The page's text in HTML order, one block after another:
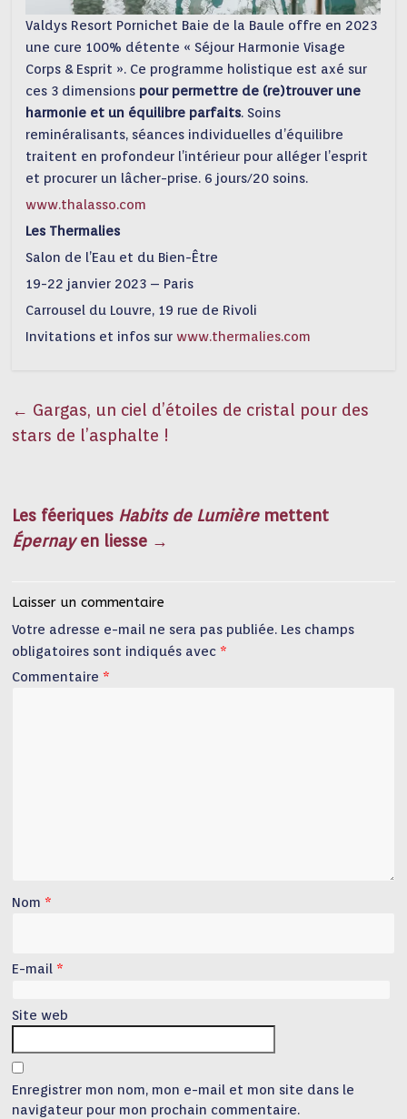
Valdys Resort Pornichet Baie de la Baule offre en 2023
une cure 100% détente « Séjour Harmonie Visage
Corps & Esprit ». Ce programme holistique est axé sur
ces 3 dimensions pour permettre de (re)trouver une
harmonie et un équilibre parfaits. Soins
reminéralisants, séances individuelles d’équilibre
traitent en profondeur l’intérieur pour alléger l’esprit
et procurer un lâcher-prise. 6 jours/20 soins.
www.thalasso.com
Les Thermalies
Salon de l’Eau et du Bien-Être
19-22 janvier 2023 – Paris
Carrousel du Louvre, 19 rue de Rivoli
Invitations et infos surwww.thermalies.com
← Gargas, un ciel d’étoiles de cristal pour des
stars de l’asphalte !
Les féeriques Habits de Lumière mettent
Épernayen liesse →
Laisser un commentaire
Votre adresse e-mail ne sera pas publiée. Les champs
obligatoires sont indiqués avec *
Commentaire *
Nom *
E-mail *
Site web
Enregistrer mon nom, mon e-mail et mon site dans le
navigateur pour mon prochain commentaire.